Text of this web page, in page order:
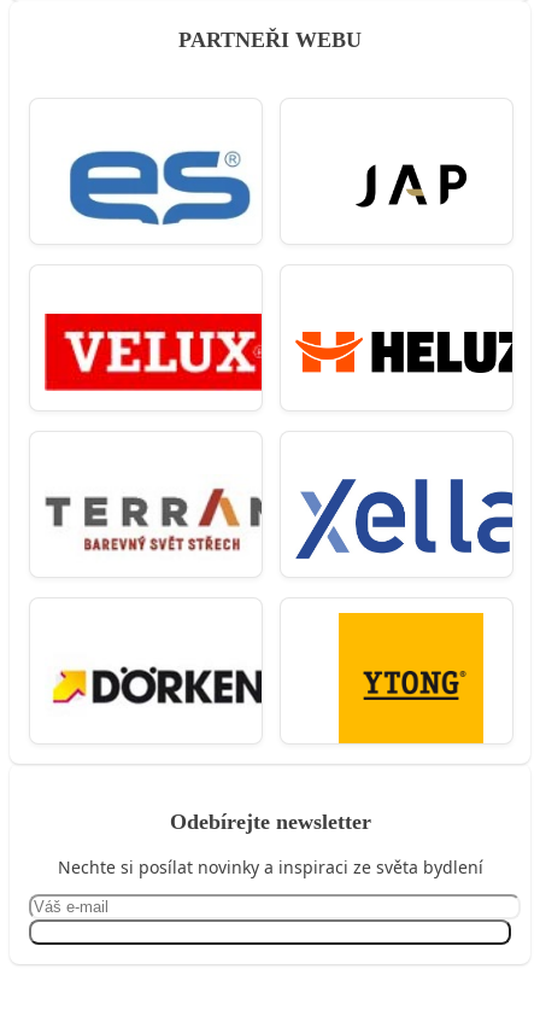
PARTNEŘI WEBU
Odebírejte newsletter
Nechte si posílat novinky a inspiraci ze světa bydlení